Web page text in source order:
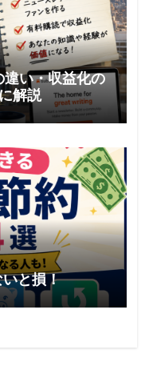
い・収益化の
解説
と損！